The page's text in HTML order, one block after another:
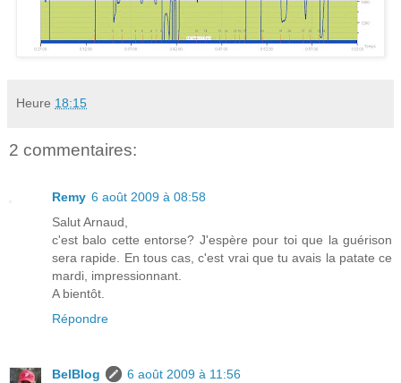
Heure 18:15
2 commentaires:
Remy 6 août 2009 à 08:58
Salut Arnaud,
c'est balo cette entorse? J'espère pour toi que la guérison
sera rapide. En tous cas, c'est vrai que tu avais la patate ce
mardi, impressionnant.
A bientôt.
Répondre
BelBlog
6 août 2009 à 11:56